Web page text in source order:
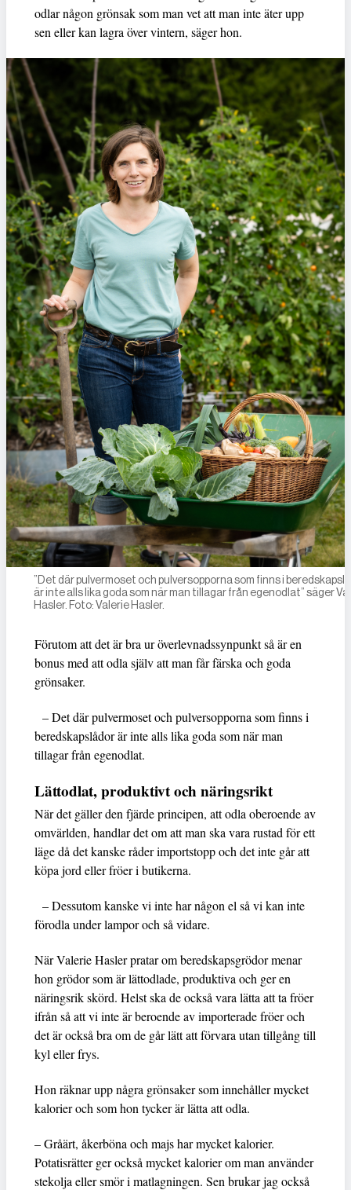
odlar någon grönsak som man vet att man inte äter upp
sen eller kan lagra över vintern, säger hon.
”Det där pulvermoset och pulversopporna som finns i
är inte alls lika goda som när man tillagar från egenodlat” säger
Hasler. Foto: Valerie Hasler.
Förutom att det är bra ur överlevnadssynpunkt så är en
bonus med att odla själv att man får färska och goda
grönsaker.
– Det där pulvermoset och pulversopporna som finns i
beredskapslådor är inte alls lika goda som när man
tillagar från egenodlat.
Lättodlat, produktivt och näringsrikt
När det gäller den fjärde principen, att odla oberoende av
omvärlden, handlar det om att man ska vara rustad för ett
läge då det kanske råder importstopp och det inte går att
köpa jord eller fröer i butikerna.
– Dessutom kanske vi inte har någon el så vi kan inte
förodla under lampor och så vidare.
När Valerie Hasler pratar om beredskapsgrödor menar
hon grödor som är lättodlade, produktiva och ger en
näringsrik skörd. Helst ska de också vara lätta att ta fröer
ifrån så att vi inte är beroende av importerade fröer och
det är också bra om de går lätt att förvara utan tillgång till
kyl eller frys.
Hon räknar upp några grönsaker som innehåller mycket
kalorier och som hon tycker är lätta att odla.
– Gråärt, åkerböna och majs har mycket kalorier.
Potatisrätter ger också mycket kalorier om man använder
stekolja eller smör i matlagningen. Sen brukar jag också